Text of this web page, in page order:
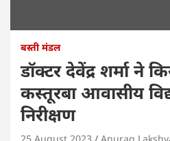
बस्ती मंडल
डॉक्टर देवेंद्र शर्मा ने
कस्तूरबा आवासीय
निरीक्षण